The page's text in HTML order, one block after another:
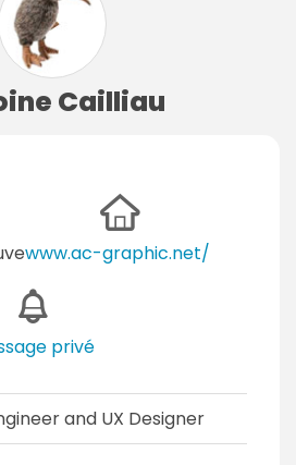
Cailliau
www.ac-graphic.net/
privé
and UX Designer